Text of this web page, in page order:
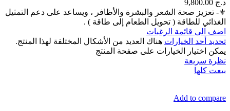
⚜- تعزيز صحة الشعر والبشرة والأظافر ، ويساعد على دعم التمثيل
الغذائي للطاقة ( تحويل الطعام إلى طاقة ) .
اضف الى قائمة الرغبات
تحديد أحد الخيارات هناك العديد من الأشكال المختلفة لهذا المنتج.
يمكن اختيار الخيارات على صفحة المنتج
نظرة سريعة
بيعت كلها
Add to compare